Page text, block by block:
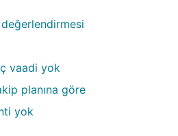
vaadi yok
planına göre
yok